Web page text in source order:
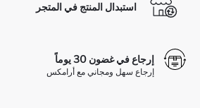
استبدال المنتج في المتجر
إرجاع في غضون 30 يوماً
إرجاع سهل ومجاني مع أرامكس